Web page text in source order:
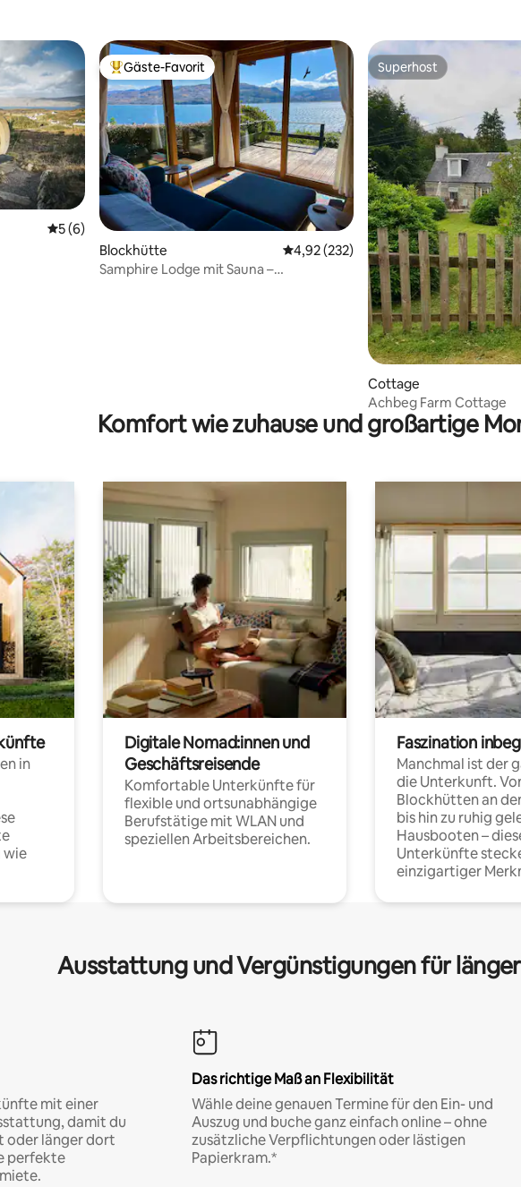
Durchschnittliche Bewertung: 5 von 5, 6 Bewertungen
5 (6)
Beliebter Gäste-Favorit.
Gäste-Favorit
Blockhütte Durchschnittliche Bewertung: 4,92
4,92 (232)
Samphire Lodge mit Sauna –
Superhost
Superhost
Cottage
Achbeg Farm Cottage
Komfort wie zuhause und großartige
in
wie
Digitale Nomad:innen und
Geschäftsreisende
Komfortable Unterkünfte für
flexible und ortsunabhängige
Berufstätige mit WLAN und
speziellen Arbeitsbereichen.
Faszination
Manchmal ist der
die Unterkunft.
Blockhütten an
bis hin zu ruhig
Hausbooten –
Unterkünfte
einzigartiger
Ausstattung und Vergünstigungen für
mit einer
damit du
oder länger dort
perfekte
Das richtige Maß an Flexibilität
Wähle deine genauen Termine für den Ein- und
Auszug und buche ganz einfach online – ohne
zusätzliche Verpflichtungen oder lästigen
Papierkram.*